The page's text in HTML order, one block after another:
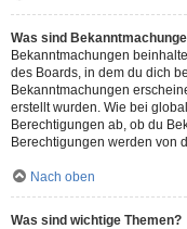
Was sind
Bekanntmachungen
des Boards, in dem du dich
Bekanntmachungen
erstellt wurden. Wie bei
Berechtigungen ab, ob du
Berechtigungen werden von
Nach oben
Was sind wichtige Themen?